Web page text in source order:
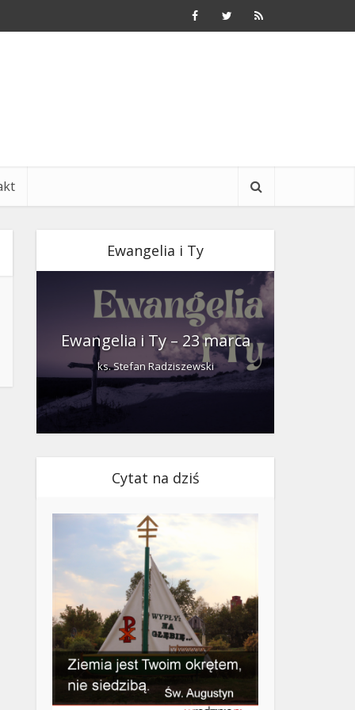
Ewangelia i Ty
Ewangelia i Ty – 23 marca
ks. Stefan Radziszewski
Cytat na dziś